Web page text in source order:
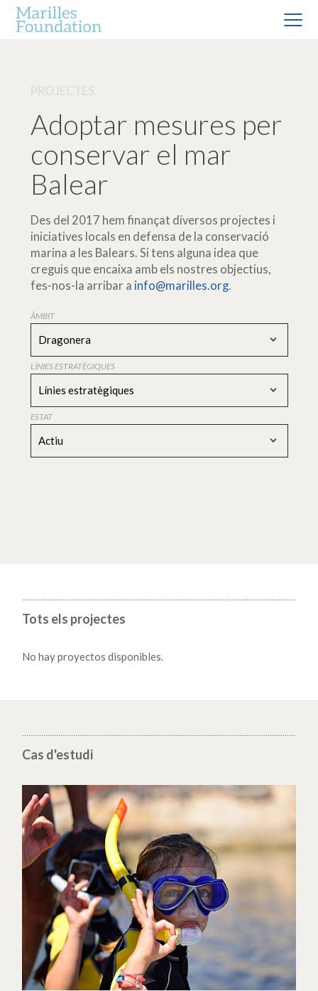
Adoptar mesures per
conservar el mar
Balear
Des del 2017 hem finançat diversos projectes i
iniciatives locals en defensa de la conservació
marina a les Balears. Si tens alguna idea que
creguis que encaixa amb els nostres objectius,
fes-nos-la arribar a info@marilles.org.
ÀMBIT
Dragonera
LÍNIES ESTRATÈGIQUES
Línies estratègiques
ESTAT
Actiu
Tots els projectes
No hay proyectos disponibles.
Cas d'estudi